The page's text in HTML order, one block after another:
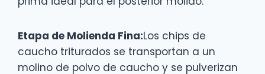
Etapa de Molienda Fina:Los chips de
caucho triturados se transportan a un
molino de polvo de caucho y se pulverizan